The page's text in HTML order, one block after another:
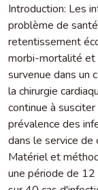
Introduction: Les
problème de
retentissement
morbi-mortalité et
survenue dans un
la chirurgie
continue à
prévalence des
dans le service de
Matériel et
une période de